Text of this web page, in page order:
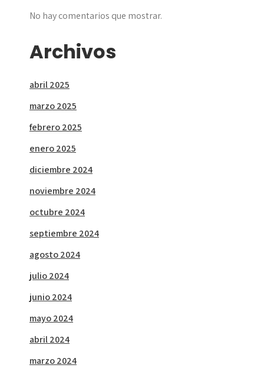
No hay comentarios que mostrar.
Archivos
abril 2025
marzo 2025
febrero 2025
enero 2025
diciembre 2024
noviembre 2024
octubre 2024
septiembre 2024
agosto 2024
julio 2024
junio 2024
mayo 2024
abril 2024
marzo 2024